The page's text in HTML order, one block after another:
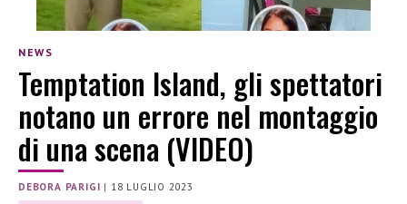
NEWS
Temptation Island, gli spettatori
notano un errore nel montaggio
di una scena (VIDEO)
DEBORA PARIGI | 18 LUGLIO 2023